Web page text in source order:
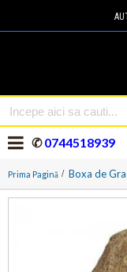
✆0744518939
Prima Pagină Boxa de